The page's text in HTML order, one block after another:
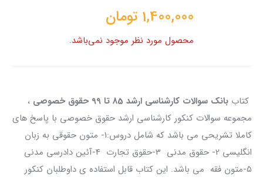
1,400,000 تومان
محصول مورد نظر موجود نمی‌باشد.
کتاب بانک سوالات کارشناسی ارشد 85 تا 99 حقوق خصوصی
،
مجموعه سوالات کنکور کارشناسی ارشد حقوق خصوصی با پاسخ های
کاملا تشریحی می باشد که شامل دروس:1- متون حقوقی به زبان
انگلیسی 2- حقوق مدنی 3-حقوق تجارت 4-آئین دادرسی مدنی
5-متون فقه می باشد. این کتاب قابل استفاده ی داوطلبان کنکور